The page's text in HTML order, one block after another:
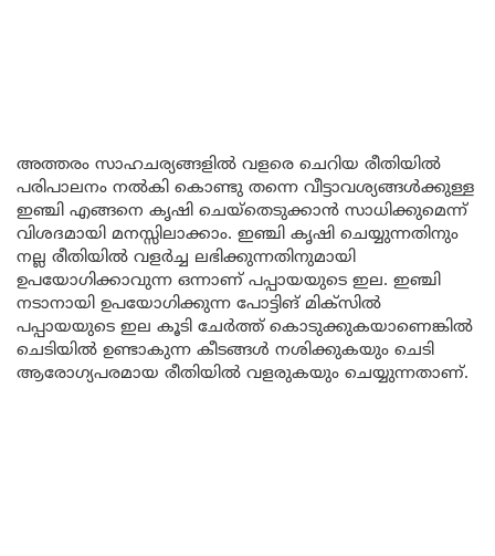
അത്തരം സാഹചര്യങ്ങളിൽ വളരെ ചെറിയ രീതിയിൽ
പരിപാലനം നൽകി കൊണ്ടു തന്നെ വീട്ടാവശ്യങ്ങൾക്കുള്ള
ഇഞ്ചി എങ്ങനെ കൃഷി ചെയ്തെടുക്കാൻ സാധിക്കുമെന്ന്
വിശദമായി മനസ്സിലാക്കാം. ഇഞ്ചി കൃഷി ചെയ്യുന്നതിനും
നല്ല രീതിയിൽ വളർച്ച ലഭിക്കുന്നതിനുമായി
ഉപയോഗിക്കാവുന്ന ഒന്നാണ് പപ്പായയുടെ ഇല. ഇഞ്ചി
നടാനായി ഉപയോഗിക്കുന്ന പോട്ടിങ് മിക്സിൽ
പപ്പായയുടെ ഇല കൂടി ചേർത്ത് കൊടുക്കുകയാണെങ്കിൽ
ചെടിയിൽ ഉണ്ടാകുന്ന കീടങ്ങൾ നശിക്കുകയും ചെടി
ആരോഗ്യപരമായ രീതിയിൽ വളരുകയും ചെയ്യുന്നതാണ്.